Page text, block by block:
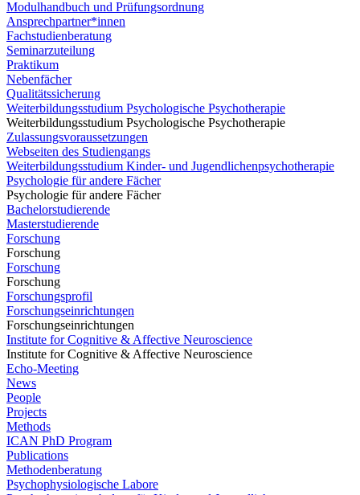
Modulhandbuch und Prüfungsordnung
Ansprechpartner*innen
Fachstudienberatung
Seminarzuteilung
Praktikum
Nebenfächer
Qualitätssicherung
Weiterbildungsstudium Psychologische Psychotherapie
Weiterbildungsstudium Psychologische Psychotherapie
Zulassungsvoraussetzungen
Webseiten des Studiengangs
Weiterbildungsstudium Kinder- und Jugendlichenpsychotherapie
Psychologie für andere Fächer
Psychologie für andere Fächer
Bachelorstudierende
Masterstudierende
Forschung
Forschung
Forschung
Forschung
Forschungsprofil
Forschungseinrichtungen
Forschungseinrichtungen
Institute for Cognitive & Affective Neuroscience
Institute for Cognitive & Affective Neuroscience
Echo-Meeting
News
People
Projects
Methods
ICAN PhD Program
Publications
Methodenberatung
Psychophysiologische Labore